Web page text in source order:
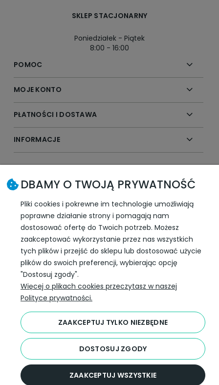
SKLEP STACJONARNY
Poniedziałek - Piątek
8:00 - 16:00
POMOC
MOJE KONTO
PŁATNOŚCI I DOSTAWA
INFORMACJE
Darmowa dostawa
Wojewódzki Inspektorat
Weterynarii
ul. Januszowicka 48,
POKAŻ PEŁNĄ WERSJĘ STRONY
DBAMY O TWOJĄ PRYWATNOŚĆ
Pliki cookies i pokrewne im technologie umożliwiają
poprawne działanie strony i pomagają nam
dostosować ofertę do Twoich potrzeb. Możesz
zaakceptować wykorzystanie przez nas wszystkich
tych plików i przejść do sklepu lub dostosować użycie
plików do swoich preferencji, wybierając opcję
"Dostosuj zgody".
Więcej o plikach cookies przeczytasz w naszej
Polityce prywatności.
ZAAKCEPTUJ TYLKO NIEZBĘDNE
DOSTOSUJ ZGODY
ZAAKCEPTUJ WSZYSTKIE